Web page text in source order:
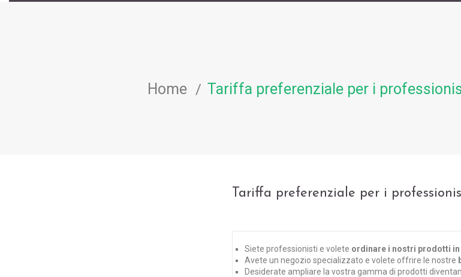
Home Tariffa preferenziale per i
Tariffa preferenziale per i
Siete professionisti e volete ordinare i nostri prodotti
Avete un negozio specializzato e volete offrire le nostre
Desiderate ampliare la vostra gamma di prodotti